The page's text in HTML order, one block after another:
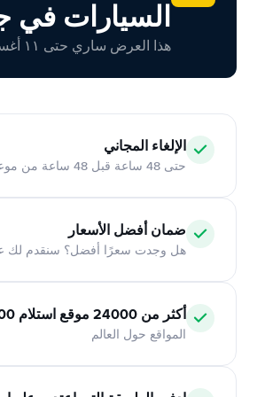
السيارات في
هذا العرض ساري حتى ١١ أغسطس ٢٠٢٦ - استفد منه اليوم!
الإلغاء المجاني
حتى 48 ساعة قبل 48 ساعة من موعد الاستلام المحدد
ضمان أفضل الأسعار
هل وجدت سعرًا أفضل؟ سنقدم لك
أكثر من 24000 موقع استلام 24000
المواقع حول العالم